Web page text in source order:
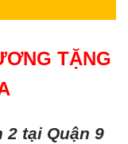
TẶNG
2 tại Quận 9